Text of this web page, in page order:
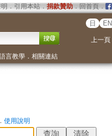
． 引用本站． 捐款贊助．回首頁．
日 EN
上一頁
言教學． 相關連結
． 使用說明